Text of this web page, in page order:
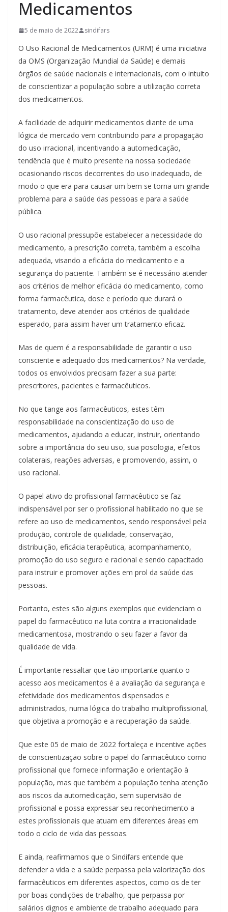
Medicamentos
5 de maio de 2022 sindifars
O Uso Racional de Medicamentos (URM) é uma iniciativa
da OMS (Organização Mundial da Saúde) e demais
órgãos de saúde nacionais e internacionais, com o intuito
de conscientizar a população sobre a utilização correta
dos medicamentos.
A facilidade de adquirir medicamentos diante de uma
lógica de mercado vem contribuindo para a propagação
do uso irracional, incentivando a automedicação,
tendência que é muito presente na nossa sociedade
ocasionando riscos decorrentes do uso inadequado, de
modo o que era para causar um bem se torna um grande
problema para a saúde das pessoas e para a saúde
pública.
O uso racional pressupõe estabelecer a necessidade do
medicamento, a prescrição correta, também a escolha
adequada, visando a eficácia do medicamento e a
segurança do paciente. Também se é necessário atender
aos critérios de melhor eficácia do medicamento, como
forma farmacêutica, dose e período que durará o
tratamento, deve atender aos critérios de qualidade
esperado, para assim haver um tratamento eficaz.
Mas de quem é a responsabilidade de garantir o uso
consciente e adequado dos medicamentos? Na verdade,
todos os envolvidos precisam fazer a sua parte:
prescritores, pacientes e farmacêuticos.
No que tange aos farmacêuticos, estes têm
responsabilidade na conscientização do uso de
medicamentos, ajudando a educar, instruir, orientando
sobre a importância do seu uso, sua posologia, efeitos
colaterais, reações adversas, e promovendo, assim, o
uso racional.
O papel ativo do profissional farmacêutico se faz
indispensável por ser o profissional habilitado no que se
refere ao uso de medicamentos, sendo responsável pela
produção, controle de qualidade, conservação,
distribuição, eficácia terapêutica, acompanhamento,
promoção do uso seguro e racional e sendo capacitado
para instruir e promover ações em prol da saúde das
pessoas.
Portanto, estes são alguns exemplos que evidenciam o
papel do farmacêutico na luta contra a irracionalidade
medicamentosa, mostrando o seu fazer a favor da
qualidade de vida.
É importante ressaltar que tão importante quanto o
acesso aos medicamentos é a avaliação da segurança e
efetividade dos medicamentos dispensados e
administrados, numa lógica do trabalho multiprofissional,
que objetiva a promoção e a recuperação da saúde.
Que este 05 de maio de 2022 fortaleça e incentive ações
de conscientização sobre o papel do farmacêutico como
profissional que fornece informação e orientação à
população, mas que também a população tenha atenção
aos riscos da automedicação, sem supervisão de
profissional e possa expressar seu reconhecimento a
estes profissionais que atuam em diferentes áreas em
todo o ciclo de vida das pessoas.
E ainda, reafirmamos que o Sindifars entende que
defender a vida e a saúde perpassa pela valorização dos
farmacêuticos em diferentes aspectos, como os de ter
por boas condições de trabalho, que perpassa por
salários dignos e ambiente de trabalho adequado para